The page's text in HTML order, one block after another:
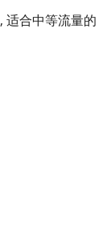
适合中等流量的